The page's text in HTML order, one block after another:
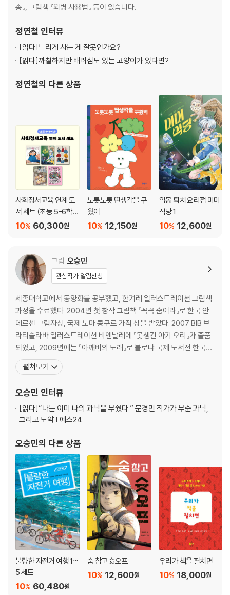
송』, 그림책 『꾀병 사용법』 등이 있습니다.
정연철 인터뷰
[읽다]느리게 사는 게 잘못인가요?
[읽다]까칠하지만 배려심도 있는 고양이가 있다면?
정연철의 다른 상품
사회정서교육 연계 도
서 세트 (초등 5-6학
년)
60,300원
10%
노릇노릇 딴생각을 구
웠어
12,150원
10%
악몽 퇴치 요리점 미미
식당 1
12,600원
10%
그림 오승민
관심작가 알림신청
세종대학교에서 동양화를 공부했고, 한겨레 일러스트레이션 그림책
과정을 수료했다. 2004년 첫 창작 그림책 『꼭꼭 숨어라』로 한국 안
데르센 그림자상, 국제 노마 콩쿠르 가작 상을 받았다. 2007 BIB 브
라티슬라바 일러스트레이션 비엔날레에 『못생긴 아기 오리』가 출품
되었고, 2009년에는 『아깨비의 노래』로 볼로냐 국제 도서전 한국관
일러스트레이터로 선정되었다. 2023년에는 『오늘은 돈가스 카레라
이스』가 ‘IBBY Selection of Outstanding Books for Young Pe
그
펼쳐보기
오승민 인터뷰
[읽다]“나는 이미 나의 과녁을 부쉈다.” 문경민 작가가 부순 과녁,
그리고 도약 | 예스24
오승민의 다른 상품
불량한 자전거 여행 1~
5 세트
60,480원
10%
숨 참고 슛오프
12,600원
10%
우리가 책을 펼치면
18,000원
10%